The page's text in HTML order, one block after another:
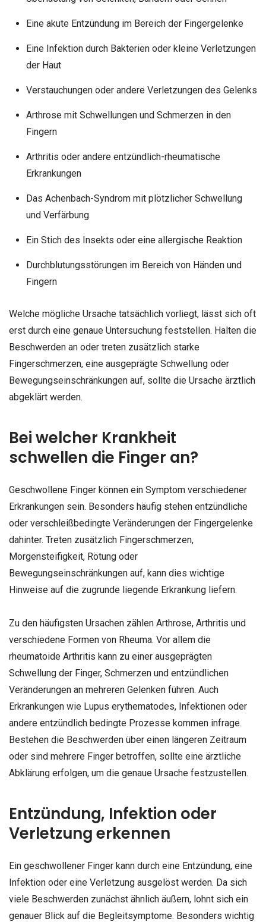
Eine akute Entzündung im Bereich der Fingergelenke
Eine Infektion durch Bakterien oder kleine Verletzungen
der Haut
Verstauchungen oder andere Verletzungen des Gelenks
Arthrose mit Schwellungen und Schmerzen in den
Fingern
Arthritis oder andere entzündlich-rheumatische
Erkrankungen
Das Achenbach-Syndrom mit plötzlicher Schwellung
und Verfärbung
Ein Stich des Insekts oder eine allergische Reaktion
Durchblutungsstörungen im Bereich von Händen und
Fingern
Welche mögliche Ursache tatsächlich vorliegt, lässt sich oft
erst durch eine genaue Untersuchung feststellen. Halten die
Beschwerden an oder treten zusätzlich starke
Fingerschmerzen, eine ausgeprägte Schwellung oder
Bewegungseinschränkungen auf, sollte die Ursache ärztlich
abgeklärt werden.
Bei welcher Krankheit
schwellen die Finger an?
Geschwollene Finger können ein Symptom verschiedener
Erkrankungen sein. Besonders häufig stehen entzündliche
oder verschleißbedingte Veränderungen der Fingergelenke
dahinter. Treten zusätzlich Fingerschmerzen,
Morgensteifigkeit, Rötung oder
Bewegungseinschränkungen auf, kann dies wichtige
Hinweise auf die zugrunde liegende Erkrankung liefern.
Zu den häufigsten Ursachen zählen Arthrose, Arthritis und
verschiedene Formen von Rheuma. Vor allem die
rheumatoide Arthritis kann zu einer ausgeprägten
Schwellung der Finger, Schmerzen und entzündlichen
Veränderungen an mehreren Gelenken führen. Auch
Erkrankungen wie Lupus erythematodes, Infektionen oder
andere entzündlich bedingte Prozesse kommen infrage.
Bestehen die Beschwerden über einen längeren Zeitraum
oder sind mehrere Finger betroffen, sollte eine ärztliche
Abklärung erfolgen, um die genaue Ursache festzustellen.
Entzündung, Infektion oder
Verletzung erkennen
Ein geschwollener Finger kann durch eine Entzündung, eine
Infektion oder eine Verletzung ausgelöst werden. Da sich
viele Beschwerden zunächst ähnlich äußern, lohnt sich ein
genauer Blick auf die Begleitsymptome. Besonders wichtig